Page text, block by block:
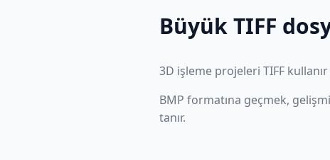
Büyük TIFF
3D işleme projeleri TIFF
BMP formatına geçmek,
tanır.